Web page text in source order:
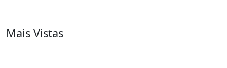
Mais Vistas